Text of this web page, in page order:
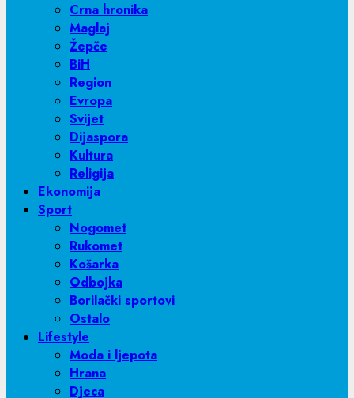
Crna hronika
Maglaj
Žepče
BiH
Region
Evropa
Svijet
Dijaspora
Kultura
Religija
Ekonomija
Sport
Nogomet
Rukomet
Košarka
Odbojka
Borilački sportovi
Ostalo
Lifestyle
Moda i ljepota
Hrana
Djeca